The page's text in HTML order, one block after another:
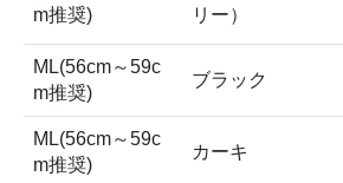
m推奨)
リー）
ML(56cm～59c
m推奨)
ブラック
ML(56cm～59c
m推奨)
カーキ